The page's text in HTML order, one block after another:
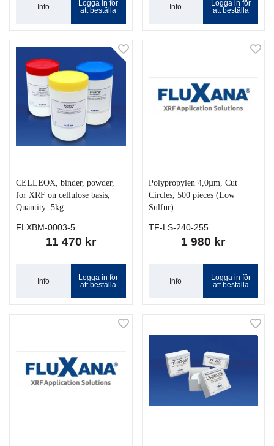
Info
Logga in för
att beställa
Info
Logga in för
att beställa
CELLEOX, binder, powder,
for XRF on cellulose basis,
Quantity=5kg
FLXBM-0003-5
11 470 kr
Info
Logga in för
att beställa
Polypropylen 4,0µm, Cut
Circles, 500 pieces (Low
Sulfur)
TF-LS-240-255
1 980 kr
Info
Logga in för
att beställa